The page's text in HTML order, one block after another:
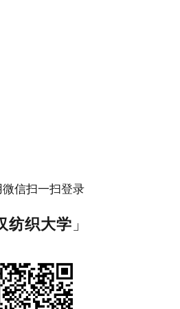
微信扫一扫登录
纺织大学 」